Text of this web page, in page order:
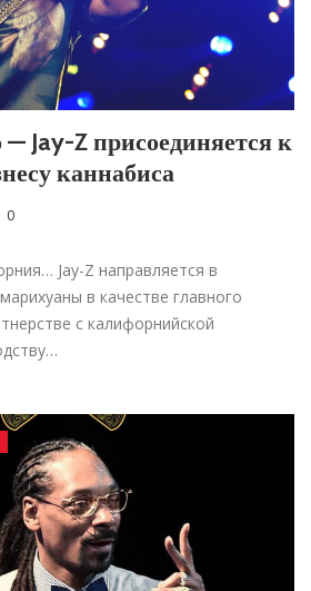
— Jay-Z присоединяется к
каннабиса
0
Jay-Z направляется в
в качестве главного
с калифорнийской